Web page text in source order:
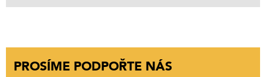
PROSÍME PODPOŘTE NÁS